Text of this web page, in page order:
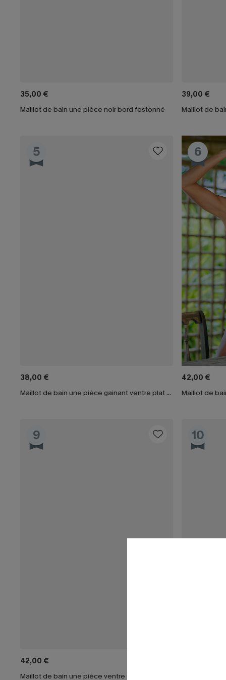
35,00 €
Maillot de bain une pièce noir bord festonné
39,00 €
Maillot de
5
38,00 €
Maillot de bain une pièce gainant ventre plat à col V
6
42,00 €
9
42,00 €
10